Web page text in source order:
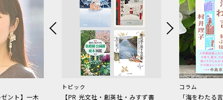
ント】一木
トピック
【PR 光文社・創英社・みすず書
コラム
「海をわた